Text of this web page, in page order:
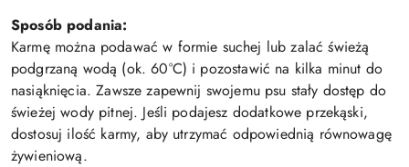
Sposób podania:
Karmę można podawać w formie suchej lub zalać świeżą
podgrzaną wodą (ok. 60°C) i pozostawić na kilka minut do
nasiąknięcia. Zawsze zapewnij swojemu psu stały dostęp do
świeżej wody pitnej. Jeśli podajesz dodatkowe przekąski,
dostosuj ilość karmy, aby utrzymać odpowiednią równowagę
żywieniową.